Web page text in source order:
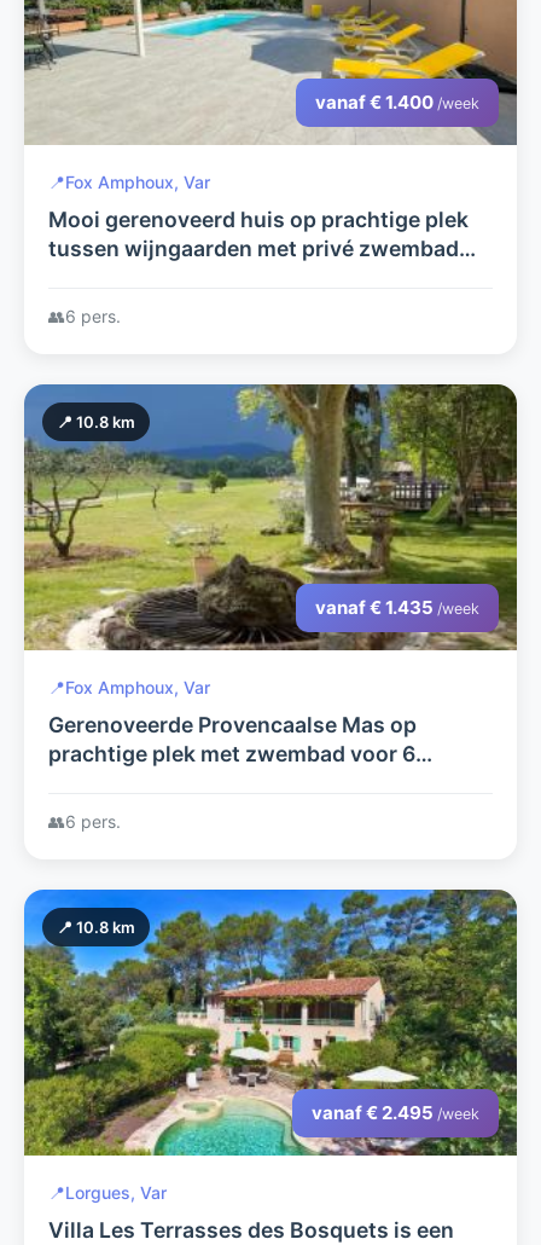
vanaf € 1.400 /week
📍Fox Amphoux, Var
Mooi gerenoveerd huis op prachtige plek
tussen wijngaarden met privé zwembad
👥6 pers.
📍 10.8 km
vanaf € 1.435 /week
📍Fox Amphoux, Var
Gerenoveerde Provencaalse Mas op
prachtige plek met zwembad voor 6
👥6 pers.
📍 10.8 km
vanaf € 2.495 /week
📍Lorgues, Var
Villa Les Terrasses des Bosquets is een